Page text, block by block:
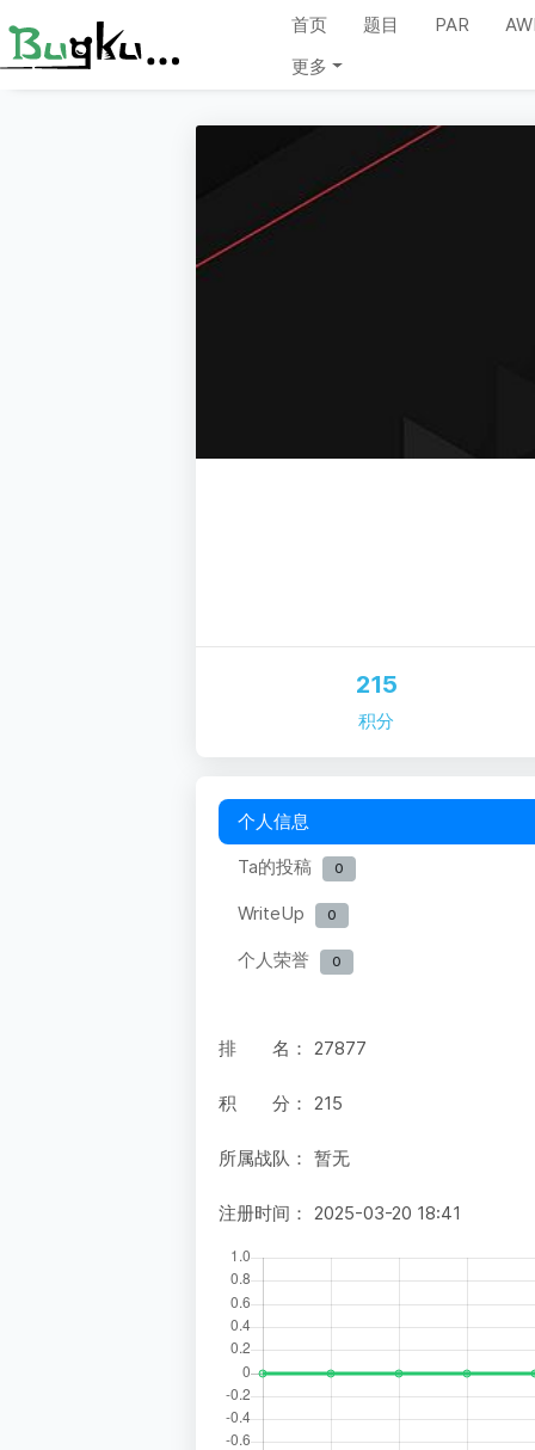
首页 题目 PAR
更多
215
积分
个人信息
Ta的投稿
0
WriteUp 0
个人荣誉 0
排 名： 27877
积 分： 215
所属战队： 暂无
注册时间： 2025-03-20 18:41